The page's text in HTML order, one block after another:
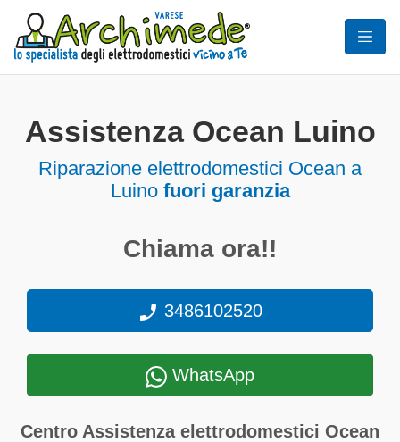
Assistenza Ocean Luino
Riparazione elettrodomestici Ocean a
Luino fuori garanzia
Chiama ora!!
3486102520
WhatsApp
Centro Assistenza elettrodomestici Ocean